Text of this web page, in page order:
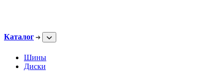
Каталог
Шины
Диски